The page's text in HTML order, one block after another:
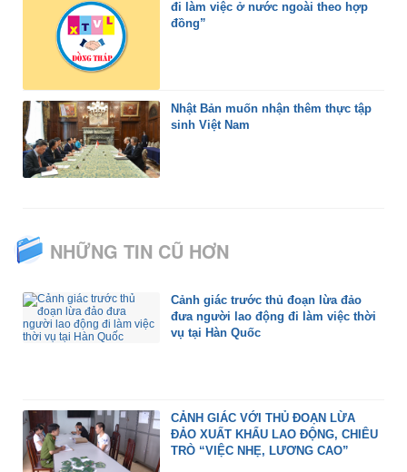
đi làm việc ở nước ngoài theo hợp
đồng”
Nhật Bản muốn nhận thêm thực tập
sinh Việt Nam
NHỮNG TIN CŨ HƠN
Cảnh giác trước thủ đoạn lừa đảo
đưa người lao động đi làm việc thời
vụ tại Hàn Quốc
CẢNH GIÁC VỚI THỦ ĐOẠN LỪA
ĐẢO XUẤT KHẨU LAO ĐỘNG, CHIÊU
TRÒ “VIỆC NHẸ, LƯƠNG CAO”